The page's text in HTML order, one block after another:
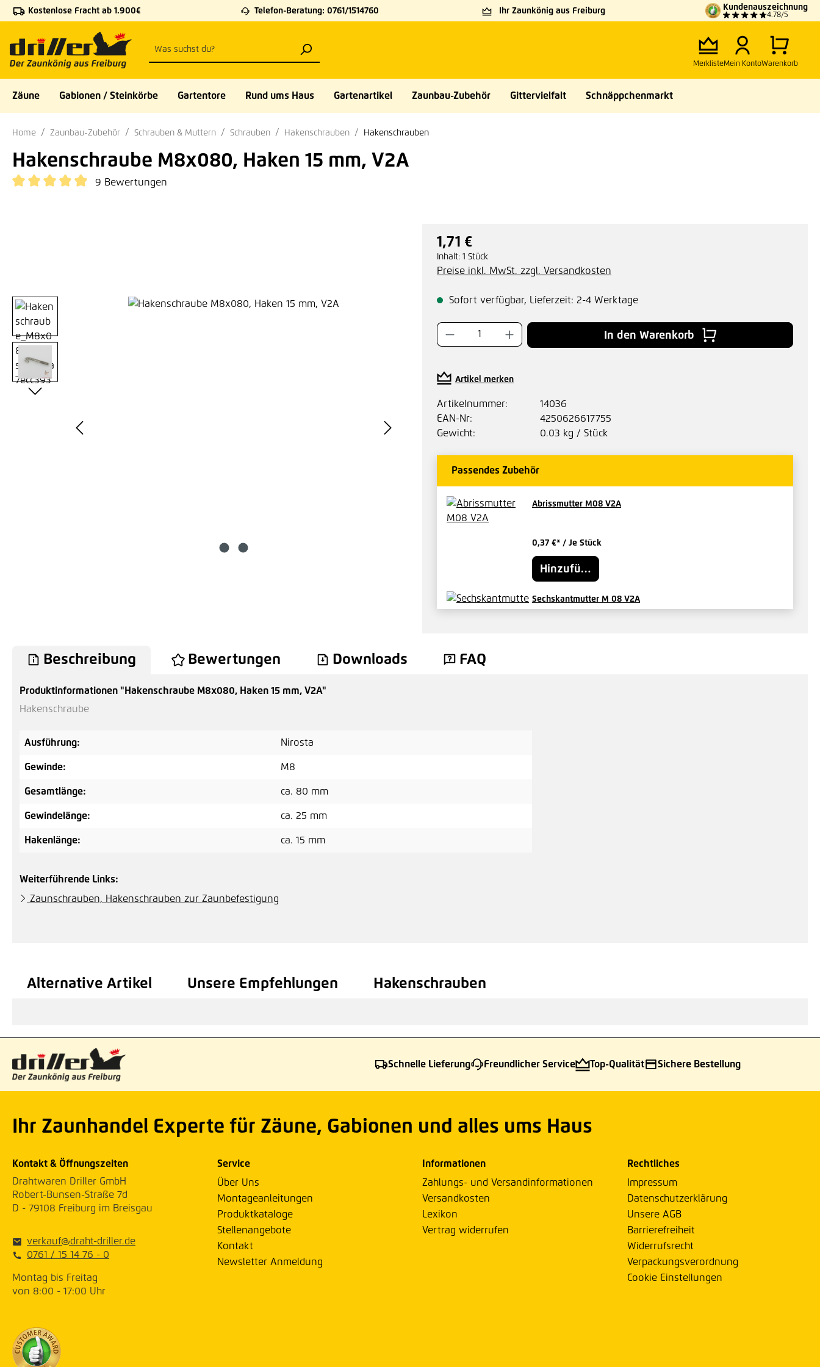
Hauptinhalt springen
Zur Suche springen
Zur Hauptnavigation springen
Kostenlose Fracht ab 1.900€ Telefon-Beratung: 0761/1514760 Ihr Zaunkönig aus Freiburg Kundenauszeichnung
4.78/5
MerklisteMein KontoWarenkorb
Zäune Gabionen / Steinkörbe Gartentore Rund ums Haus Gartenartikel Zaunbau-Zubehör Gittervielfalt Schnäppchenmarkt
Home Zaunbau-Zubehör Schrauben & Muttern Schrauben Hakenschrauben Hakenschrauben
Hakenschraube M8x080, Haken 15 mm, V2A
9 Bewertungen
Bildergalerie überspringen
Regulärer Preis:
1,71 €
Inhalt: 1 Stück
Preise inkl. MwSt. zzgl. Versandkosten
Sofort verfügbar, Lieferzeit: 2-4 Werktage
Produkt Anzahl: Gib den gewünschten Wert ein oder
In den Warenkorb
Artikel merken
Artikelnummer:
14036
EAN-Nr:
4250626617755
Gewicht:
0.03 kg / Stück
Passendes Zubehör
Abrissmutter M08 V2A
0,37 €* / Je Stück
Hinzufügen
Sechskantmutter M 08 V2A
Beschreibung Bewertungen Downloads FAQ
Produktinformationen "Hakenschraube M8x080, Haken 15 mm, V2A"
Hakenschraube
Ausführung: Nirosta
Gewinde: M8
Gesamtlänge: ca. 80 mm
Gewindelänge: ca. 25 mm
Hakenlänge: ca. 15 mm
Weiterführende Links:
Zaunschrauben, Hakenschrauben zur Zaunbefestigung
Alternative Artikel Unsere Empfehlungen Hakenschrauben
Schnelle Lieferung Freundlicher Service Top-Qualität Sichere Bestellung
Ihr Zaunhandel Experte für Zäune, Gabionen und alles ums Haus
Kontakt & Öffnungszeiten
Drahtwaren Driller GmbH
Robert-Bunsen-Straße 7d
D - 79108 Freiburg im Breisgau
verkauf@draht-driller.de
0761 / 15 14 76 - 0
Montag bis Freitag
von 8:00 - 17:00 Uhr
Service
Über Uns
Montageanleitungen
Produktkataloge
Stellenangebote
Kontakt
Newsletter Anmeldung
Informationen
Zahlungs- und Versandinformationen
Versandkosten
Lexikon
Vertrag widerrufen
Rechtliches
Impressum
Datenschutzerklärung
Unsere AGB
Barrierefreiheit
Widerrufsrecht
Verpackungsverordnung
Cookie Einstellungen